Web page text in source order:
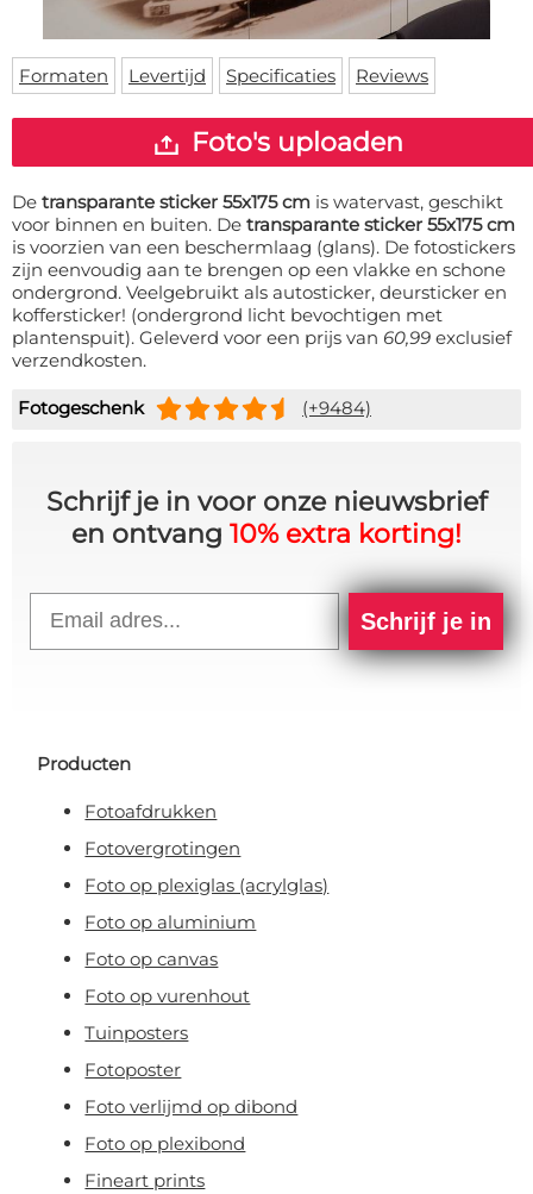
Vloermat
Skateboard deck
Levertijden
Inloggen
WhatsApp
Formaten Levertijd Specificaties Reviews
Foto's uploaden
De transparante sticker 55x175 cm is watervast, geschikt
voor binnen en buiten. De transparante sticker 55x175 cm
is voorzien van een beschermlaag (glans). De fotostickers
zijn eenvoudig aan te brengen op een vlakke en schone
ondergrond. Veelgebruikt als autosticker, deursticker en
koffersticker! (ondergrond licht bevochtigen met
plantenspuit). Geleverd voor een prijs van 60,99 exclusief
verzendkosten.
Fotogeschenk (+9484)
Schrijf je in voor onze nieuwsbrief
en ontvang 10% extra korting!
Schrijf je in
Producten
Fotoafdrukken
Fotovergrotingen
Foto op plexiglas (acrylglas)
Foto op aluminium
Foto op canvas
Foto op vurenhout
Tuinposters
Fotoposter
Foto verlijmd op dibond
Foto op plexibond
Fineart prints